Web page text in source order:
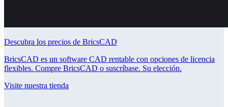
Descubra los precios de BricsCAD
BricsCAD es un software CAD rentable con opciones de licencia
flexibles. Compre BricsCAD o suscríbase. Su elección.
Visite nuestra tienda